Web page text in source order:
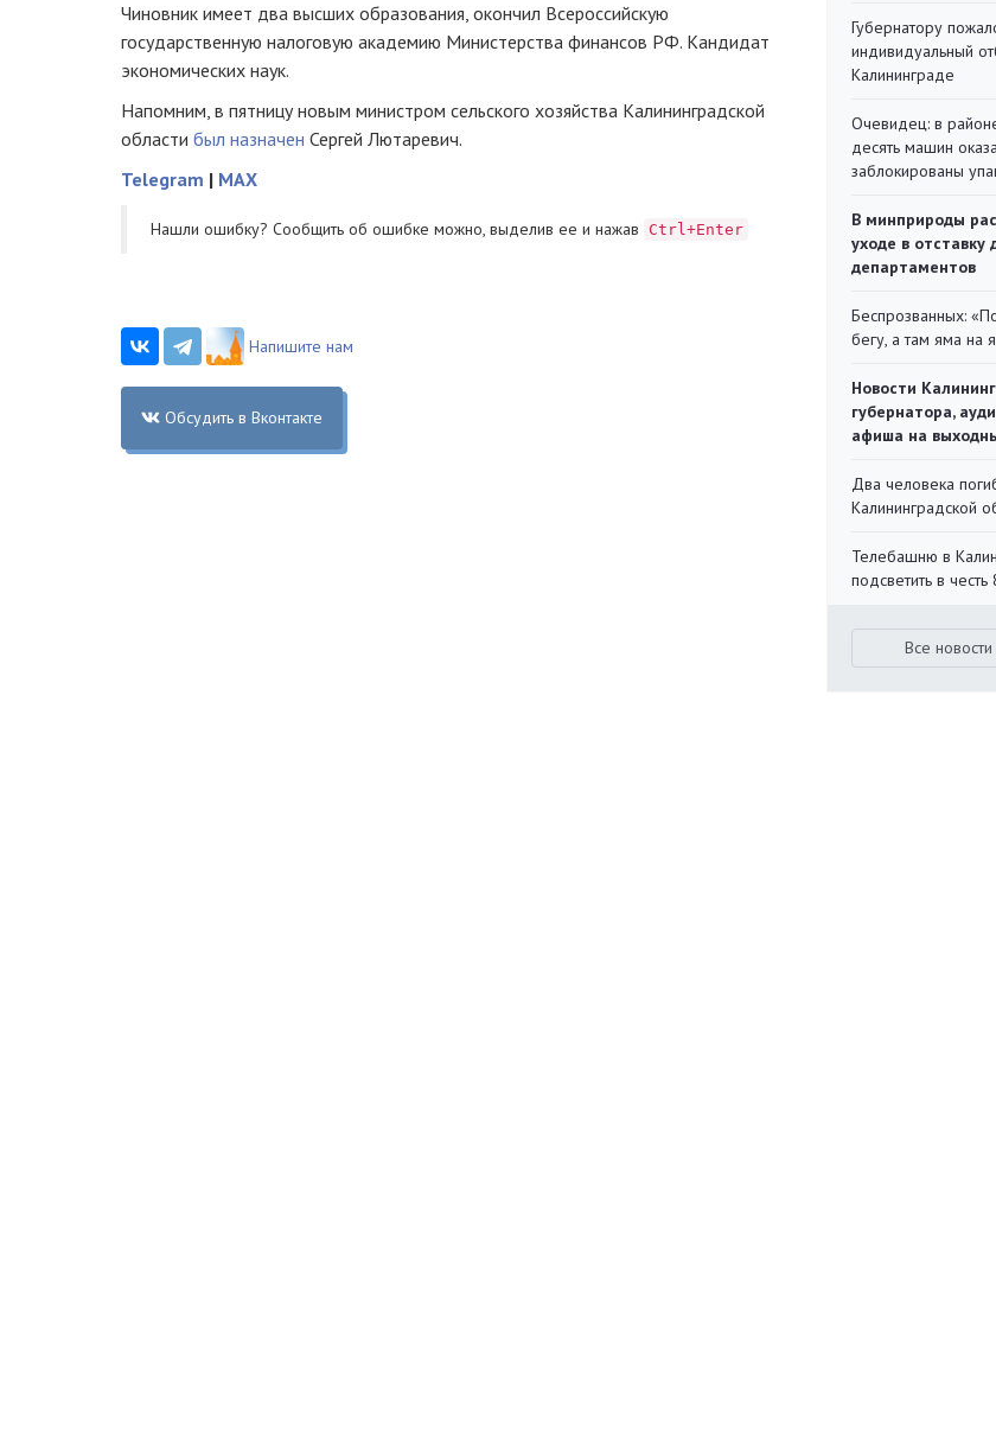
Чиновник имеет два высших образования, окончил Всероссийскую
государственную налоговую академию Министерства финансов РФ. Кандидат
экономических наук.
Напомним, в пятницу новым министром сельского хозяйства Калининградской
области был назначен Сергей Лютаревич.
Telegram | MAX
Нашли ошибку? Cообщить об ошибке можно, выделив ее и нажав Ctrl+Enter
Напишите нам
Обсудить в Вконтакте
Губернатору
индивидуальный
Калининграде
Очевидец: в
десять машин
заблокированы
В минприроды
уходе в отставку
департаментов
Беспрозванных:
бегу, а там яма на
Новости
губернатора,
афиша на
Два человека
Калининградской
Телебашню в
подсветить в
Все